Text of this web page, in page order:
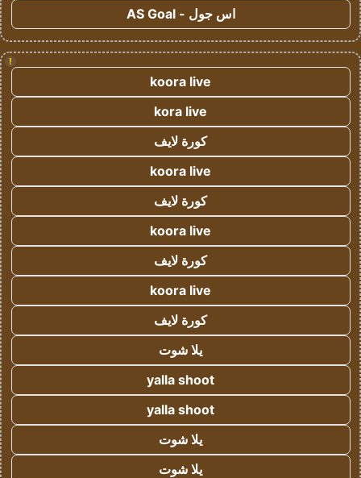
اس جول - AS Goal
!
koora live
kora live
كورة لايف
koora live
كورة لايف
koora live
كورة لايف
koora live
كورة لايف
يلا شوت
yalla shoot
yalla shoot
يلا شوت
يلا شوت